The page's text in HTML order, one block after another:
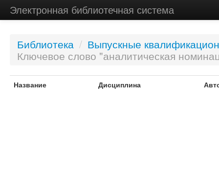
Электронная библиотечная система
Библиотека / Выпускные
Ключевое слово "аналитическая
Название Дисциплина